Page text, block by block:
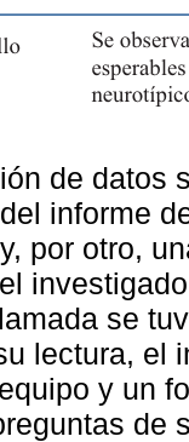
de datos
informe
por otro,
se
lectura, el
y un
de